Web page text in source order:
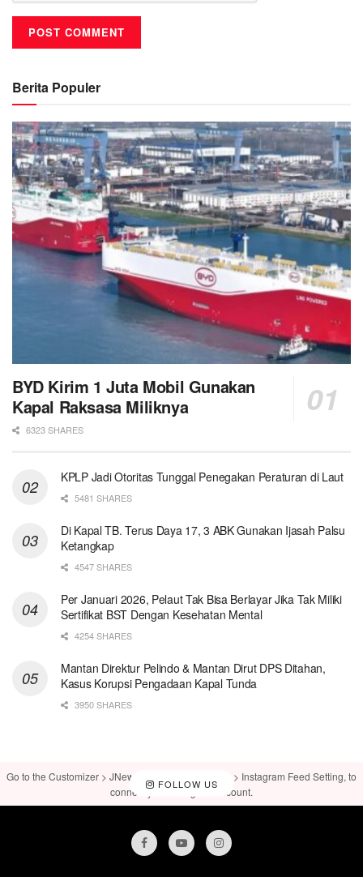
Berita Populer
BYD Kirim 1 Juta Mobil Gunakan
Kapal Raksasa Miliknya
6323 SHARES
KPLP Jadi Otoritas Tunggal Penegakan Peraturan di Laut
5481 SHARES
Di Kapal TB. Terus Daya 17, 3 ABK Gunakan Ijasah Palsu
Ketangkap
4547 SHARES
Per Januari 2026, Pelaut Tak Bisa Berlayar Jika Tak Miliki
Sertifikat BST Dengan Kesehatan Mental
4254 SHARES
Mantan Direktur Pelindo & Mantan Dirut DPS Ditahan,
Kasus Korupsi Pengadaan Kapal Tunda
3950 SHARES
FOLLOW US
Go to the Customizer > JNews : Social, Like & View > Instagram Feed Setting, to
connect your Instagram account.